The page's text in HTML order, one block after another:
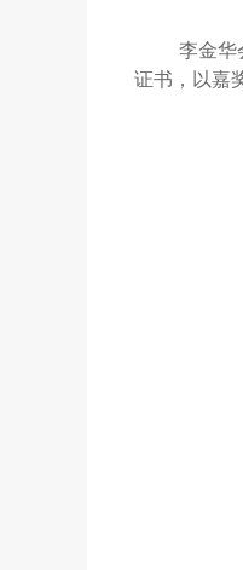
李金华
证书，以嘉